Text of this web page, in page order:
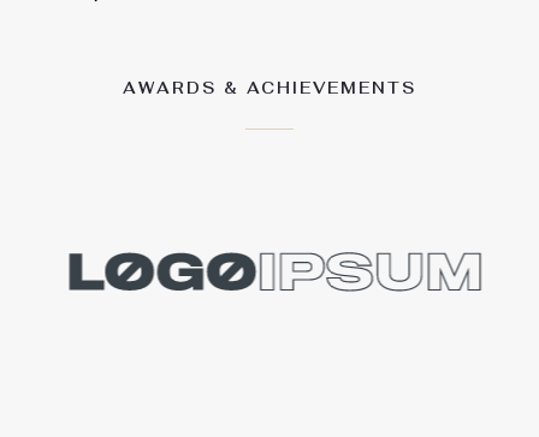
AWARDS & ACHIEVEMENTS